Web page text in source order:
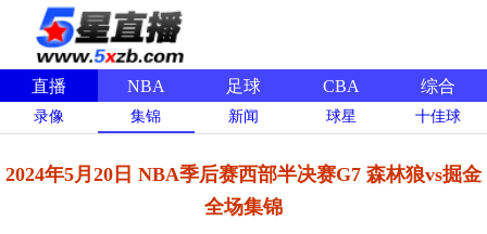
直播 NBA 足球 CBA 综合
录像 集锦 新闻 球星 十佳球
2024年5月20日 NBA季后赛西部半决赛G7 森林狼vs掘金
全场集锦